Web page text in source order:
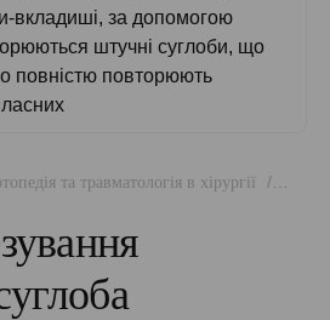
та травматологія в хірургії
/
вкладиші, за допомогою
штучні суглоби, що
повністю повторюють